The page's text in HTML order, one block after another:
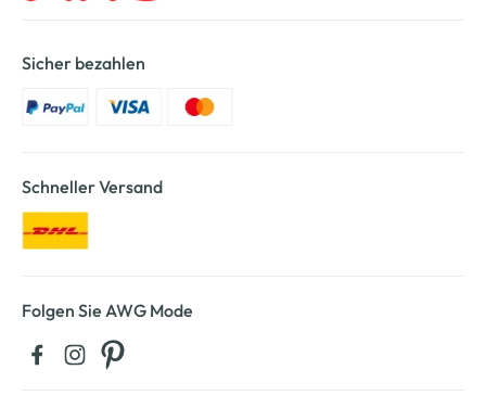
Sicher bezahlen
Schneller Versand
Folgen Sie AWG Mode